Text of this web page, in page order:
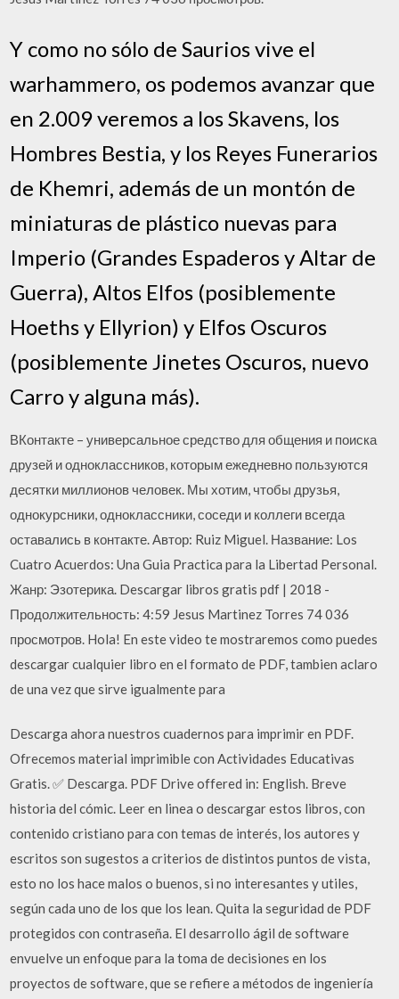
Y como no sólo de Saurios vive el
warhammero, os podemos avanzar que
en 2.009 veremos a los Skavens, los
Hombres Bestia, y los Reyes Funerarios
de Khemri, además de un montón de
miniaturas de plástico nuevas para
Imperio (Grandes Espaderos y Altar de
Guerra), Altos Elfos (posiblemente
Hoeths y Ellyrion) y Elfos Oscuros
(posiblemente Jinetes Oscuros, nuevo
Carro y alguna más).
ВКонтакте – универсальное средство для общения и поиска
друзей и одноклассников, которым ежедневно пользуются
десятки миллионов человек. Мы хотим, чтобы друзья,
однокурсники, одноклассники, соседи и коллеги всегда
оставались в контакте. Автор: Ruiz Miguel. Название: Los
Cuatro Acuerdos: Una Guia Practica para la Libertad Personal.
Жанр: Эзотерика. Descargar libros gratis pdf | 2018 -
Продолжительность: 4:59 Jesus Martinez Torres 74 036
просмотров. Hola! En este video te mostraremos como puedes
descargar cualquier libro en el formato de PDF, tambien aclaro
de una vez que sirve igualmente para
Descarga ahora nuestros cuadernos para imprimir en PDF.
Ofrecemos material imprimible con Actividades Educativas
Gratis. ✅ Descarga. PDF Drive offered in: English. Breve
historia del cómic. Leer en linea o descargar estos libros, con
contenido cristiano para con temas de interés, los autores y
escritos son sugestos a criterios de distintos puntos de vista,
esto no los hace malos o buenos, si no interesantes y utiles,
según cada uno de los que los lean. Quita la seguridad de PDF
protegidos con contraseña. El desarrollo ágil de software
envuelve un enfoque para la toma de decisiones en los
proyectos de software, que se refiere a métodos de ingeniería